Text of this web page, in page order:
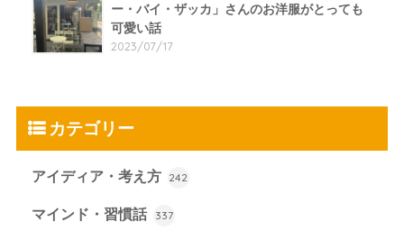
ー・バイ・ザッカ」さんのお洋服がとっても
可愛い話
2023/07/17
カテゴリー
アイディア・考え方 242
マインド・習慣話 337